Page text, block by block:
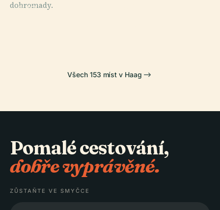
dohromady.
PLACE
PLACE
Všech 153 míst v Haag
Pomalé cestování,
dobře vyprávěné.
ZŮSTAŇTE VE SMYČCE